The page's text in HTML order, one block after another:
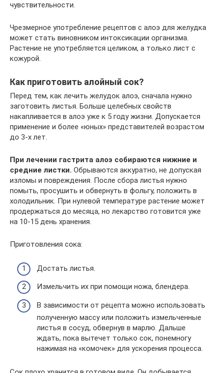
чувствительности.
Чрезмерное употребление рецептов с алоэ для желудка
может стать виновником интоксикации организма.
Растение не употребляется целиком, а только лист с
кожурой.
Как приготовить алойный сок?
Перед тем, как лечить желудок алоэ, сначала нужно
заготовить листья. Больше целебных свойств
накапливается в алоэ уже к 5 году жизни. Допускается
применение и более «юных» представителей возрастом
до 3-х лет.
При лечении гастрита алоэ собираются нижние и
средние листки. Обрываются аккуратно, не допуская
изломы и повреждения. После сбора листья нужно
помыть, просушить и обвернуть в фольгу, положить в
холодильник. При нулевой температуре растение может
продержаться до месяца, но лекарство готовится уже
на 10-15 день хранения.
Приготовления сока:
Достать листья.
Измельчить их при помощи ножа, блендера.
В зависимости от рецепта можно использовать
полученную массу или положить измельченные
листья в сосуд, обвернув в марлю. Дальше
ждать, пока вытечет только сок, понемногу
нажимая на «комочек» для ускорения процесса.